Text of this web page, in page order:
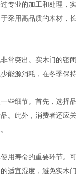
专业的加工和处理，
采用高品质的木材，
常突出。实木门的密
能源消耗，在冬季保
些细节。首先，选择
。此外，消费者还应
用寿命的重要环节。
适宜湿度，避免实木